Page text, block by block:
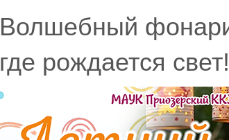
Волшебный
где рождается свет!